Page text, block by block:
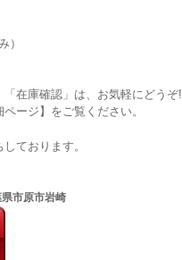
）
在庫確認」は、お気軽にどうぞ!
ージ】をご覧ください。
ております。
市原市岩崎